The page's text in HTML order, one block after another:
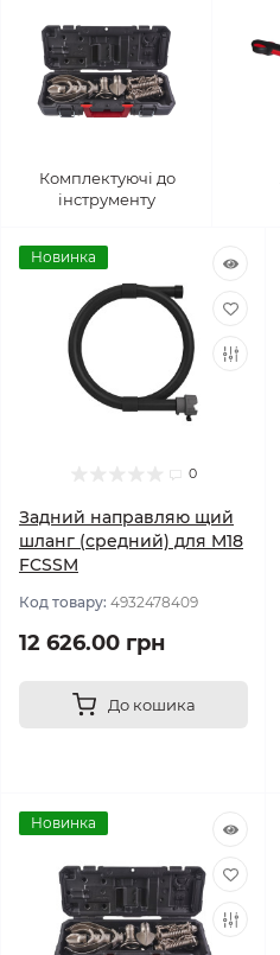
Комплектуючі до
інструменту
Новинка
0
Задний направляю щий
шланг (средний) для M18
FCSSM
Код товару: 4932478409
12 626.00 грн
До кошика
Новинка